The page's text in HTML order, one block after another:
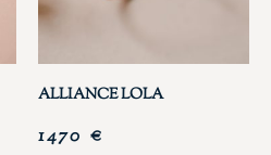
ALLIANCE LOLA
1470 €